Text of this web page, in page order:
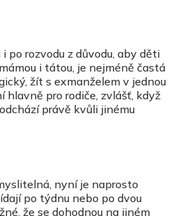
po rozvodu z důvodu, aby děti
i tátou, je nejméně častá
žít s exmanželem v jednou
hlavně pro rodiče, zvlášť, když
právě kvůli jinému
nyní je naprosto
po týdnu nebo po dvou
že se dohodnou na jiném